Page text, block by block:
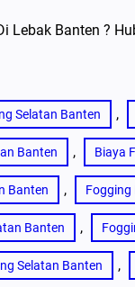
Lebak Banten ?
Selatan Banten ,
Banten , Biaya
Banten , Fogging
Banten ,
Selatan Banten ,